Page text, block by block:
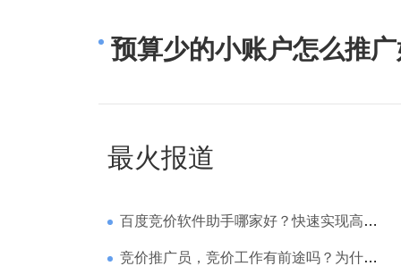
预算少的小账户怎么推
最火报道
百度竞价软件助手哪家好？快速实现高回报哪家强？
竞价推广员，竞价工作有前途吗？为什么待遇那么高